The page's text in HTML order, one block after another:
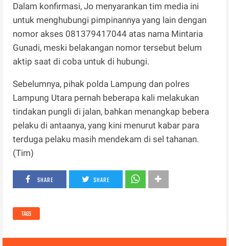
Dalam konfirmasi, Jo menyarankan tim media ini
untuk menghubungi pimpinannya yang lain dengan
nomor akses 081379417044 atas nama Mintaria
Gunadi, meski belakangan nomor tersebut belum
aktip saat di coba untuk di hubungi.
Sebelumnya, pihak polda Lampung dan polres
Lampung Utara pernah beberapa kali melakukan
tindakan pungli di jalan, bahkan menangkap bebera
pelaku di antaanya, yang kini menurut kabar para
terduga pelaku masih mendekam di sel tahanan.
(Tim)
SHARE SHARE
TAGS